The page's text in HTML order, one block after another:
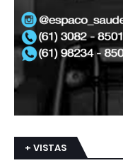
+ VISTAS